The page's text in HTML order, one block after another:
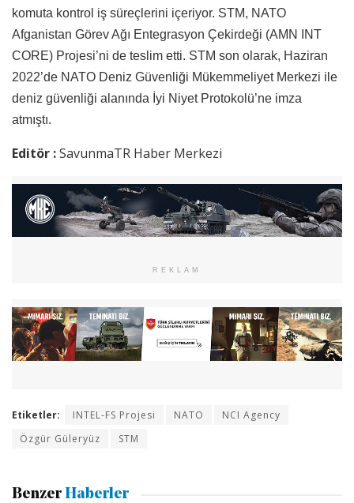
komuta kontrol iş süreçlerini içeriyor. STM, NATO
Afganistan Görev Ağı Entegrasyon Çekirdeği (AMN INT
CORE) Projesi’ni de teslim etti. STM son olarak, Haziran
2022’de NATO Deniz Güvenliği Mükemmeliyet Merkezi ile
deniz güvenliği alanında İyi Niyet Protokolü’ne imza
atmıştı.
Editör :SavunmaTR Haber Merkezi
REKLAM
Etiketler: INTEL-FS Projesi NATO
NCI Agency
Özgür Güleryüz
STM
Benzer Haberler